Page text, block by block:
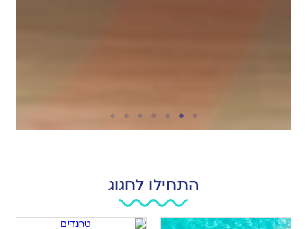
התחילו לחגוג